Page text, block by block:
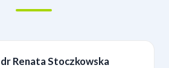
dr Renata Stoczkowska